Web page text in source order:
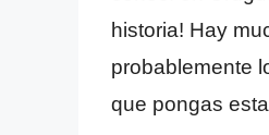
historia! Hay
probablemente
que pongas